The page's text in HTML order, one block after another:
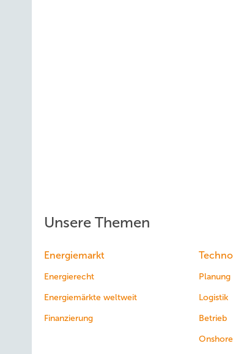
Unsere Themen
Energiemarkt
Energierecht
Energiemärkte weltweit
Finanzierung
Planung
Logistik
Betrieb